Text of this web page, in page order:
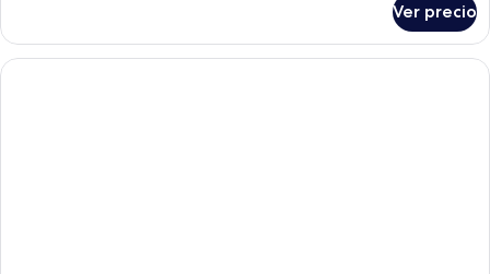
Double
Room
Ver precio